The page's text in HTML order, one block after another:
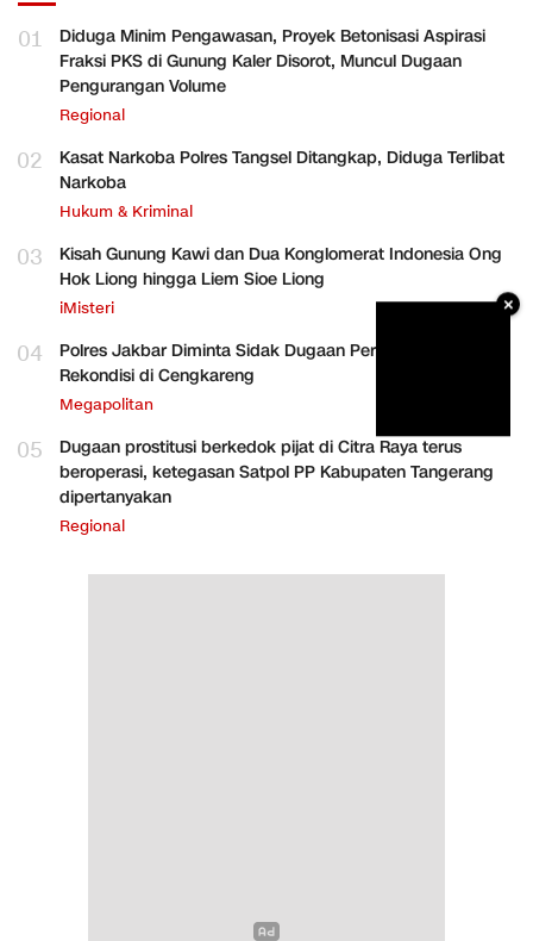
01
Diduga Minim Pengawasan, Proyek Betonisasi Aspirasi
Fraksi PKS di Gunung Kaler Disorot, Muncul Dugaan
Pengurangan Volume
Regional
02
Kasat Narkoba Polres Tangsel Ditangkap, Diduga Terlibat
Narkoba
Hukum & Kriminal
03
Kisah Gunung Kawi dan Dua Konglomerat Indonesia Ong
Hok Liong hingga Liem Sioe Liong
iMisteri
04
Polres Jakbar Diminta Sidak Dugaan Perakitan HP
Rekondisi di Cengkareng
Megapolitan
05
Dugaan prostitusi berkedok pijat di Citra Raya terus
beroperasi, ketegasan Satpol PP Kabupaten Tangerang
dipertanyakan
Regional
×